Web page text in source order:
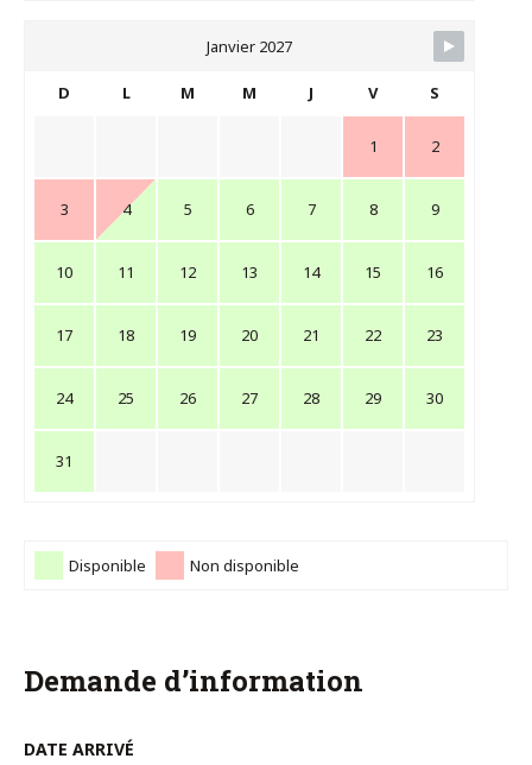
Janvier 2027
D L M M J V S
1 2
3 4 5 6 7 8 9
10 11 12 13 14 15 16
17 18 19 20 21 22 23
24 25 26 27 28 29 30
31
Disponible Non disponible
Demande d’information
DATE ARRIVÉ